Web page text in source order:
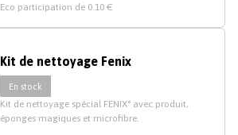
Eco participation de 0.10 €
En stock
Kit de nettoyage Fenix
Kit de nettoyage spécial FENIX° avec produit,
éponges magiques et microfibre.